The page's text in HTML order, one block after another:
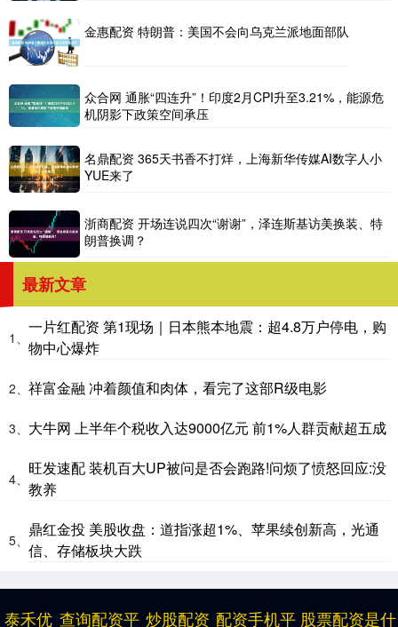
金惠配资 特朗普：美国不会向乌克兰派地面部队
众合网 通胀“四连升”！印度2月CPI升至3.21%，能源危
机阴影下政策空间承压
名鼎配资 365天书香不打烊，上海新华传媒AI数字人小
YUE来了
浙商配资 开场连说四次“谢谢”，泽连斯基访美换装、特
朗普换调？
最新文章
1、
一片红配资 第1现场｜日本熊本地震：超4.8万户停电，购
物中心爆炸
2、 祥富金融 冲着颜值和肉体，看完了这部R级电影
3、 大牛网 上半年个税收入达9000亿元 前1%人群贡献超五成
4、
旺发速配 装机百大UP被问是否会跑路!问烦了愤怒回应:没
教养
5、
鼎红金投 美股收盘：道指涨超1%、苹果续创新高，光通
信、存储板块大跌
泰禾优 查询配资平 炒股配资 配资手机平 股票配资是什